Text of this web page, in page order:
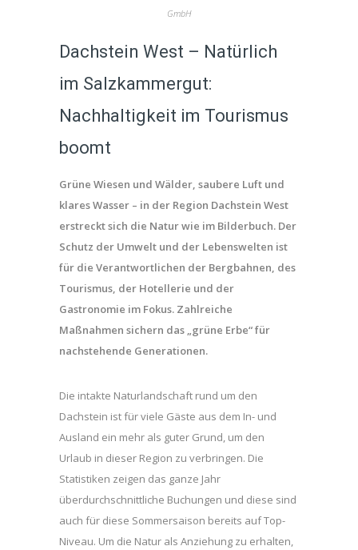
GmbH
Dachstein West – Natürlich
im Salzkammergut:
Nachhaltigkeit im Tourismus
boomt
Grüne Wiesen und Wälder, saubere Luft und
klares Wasser – in der Region Dachstein West
erstreckt sich die Natur wie im Bilderbuch. Der
Schutz der Umwelt und der Lebenswelten ist
für die Verantwortlichen der Bergbahnen, des
Tourismus, der Hotellerie und der
Gastronomie im Fokus. Zahlreiche
Maßnahmen sichern das „grüne Erbe“ für
nachstehende Generationen.
Die intakte Naturlandschaft rund um den
Dachstein ist für viele Gäste aus dem In- und
Ausland ein mehr als guter Grund, um den
Urlaub in dieser Region zu verbringen. Die
Statistiken zeigen das ganze Jahr
überdurchschnittliche Buchungen und diese sind
auch für diese Sommersaison bereits auf Top-
Niveau. Um die Natur als Anziehung zu erhalten,